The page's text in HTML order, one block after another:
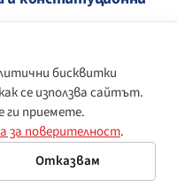
услуги
съда да изработи
за защита.
допустими по
когато нарушението е
са необходими за
бисквитки
се използва сайтът.
ги приемете.
за поверителност.
Отказвам